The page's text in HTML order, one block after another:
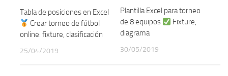
Tabla de posiciones en Excel
Crear torneo de fútbol
online: fixture, clasificación
25/04/2019
Plantilla Excel para torneo
de 8 equipos
Fixture,
diagrama
30/05/2019